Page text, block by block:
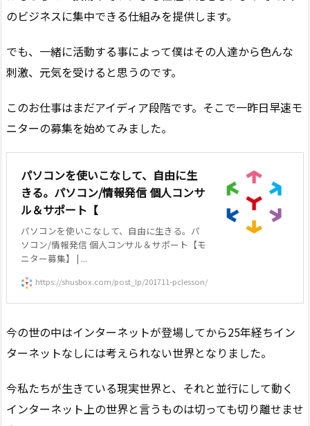
のビジネスに集中できる仕組みを提供します。
でも、一緒に活動する事によって僕はその人達から色んな
刺激、元気を受けると思うのです。
このお仕事はまだアイディア段階です。そこで一昨日早速モ
ニターの募集を始めてみました。
パソコンを使いこなして、自由に生
きる。パソコン/情報発信 個人コンサ
ル＆サポート【
パソコンを使いこなして、自由に生きる。パ
ソコン/情報発信 個人コンサル＆サポート【モ
ニター募集】 | ...
https://shusbox.com/post_lp/201711-pclesson/
今の世の中はインターネットが登場してから25年経ちイン
ターネットなしには考えられない世界となりました。
今私たちが生きている現実世界と、それと並行にして動く
インターネット上の世界と言うものは切っても切り離せませ